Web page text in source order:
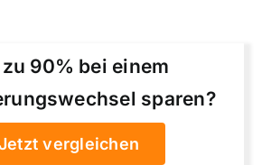
90% bei einem
sparen?
vergleichen